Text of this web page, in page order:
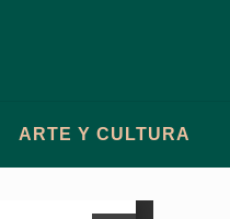
ARTE Y CULTURA